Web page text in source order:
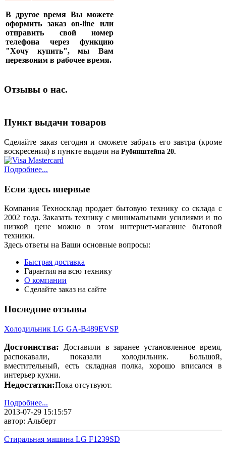
В другое время Вы можете
оформить заказ on-line или
отправить свой номер
телефона через функцию
"Хочу купить", мы Вам
перезвоним в рабочее время.
Отзывы о нас.
Пункт выдачи товаров
Сделайте заказ сегодня и сможете забрать его завтра (кроме
воскресения) в пункте выдачи на Рубинштейна 20.
Подробнее...
Если здесь впервые
Компания Техносклад продает бытовую технику со склада с
2002 года. Заказать технику с минимальными усилиями и по
низкой цене можно в этом интернет-магазине бытовой
техники.
Здесь ответы на Ваши основные вопросы:
Быстрая доставка
Гарантия на всю технику
О компании
Сделайте заказ на сайте
Последние отзывы
Холодильник LG GA-B489EVSP
Достоинства: Доставили в заранее установленное время,
распокавали, показали холодильник. Большой,
вместительный, есть складная полка, хорошо вписался в
интерьер кухни.
Недостатки:Пока отсутвуют.
Подробнее...
2013-07-29 15:15:57
автор: Альберт
Стиральная машина LG F1239SD